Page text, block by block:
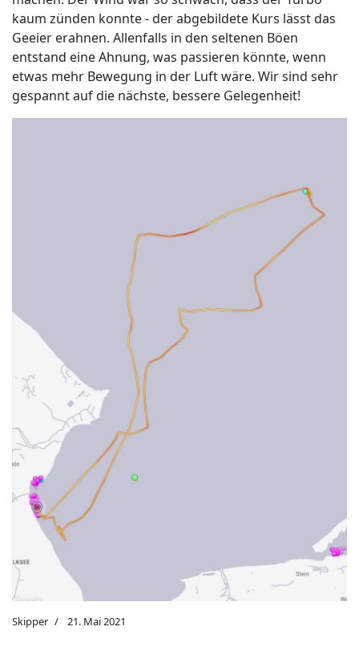
kaum zünden konnte - der abgebildete Kurs lässt das
Geeier erahnen. Allenfalls in den seltenen Böen
entstand eine Ahnung, was passieren könnte, wenn
etwas mehr Bewegung in der Luft wäre. Wir sind sehr
gespannt auf die nächste, bessere Gelegenheit!
Skipper 21. Mai 2021